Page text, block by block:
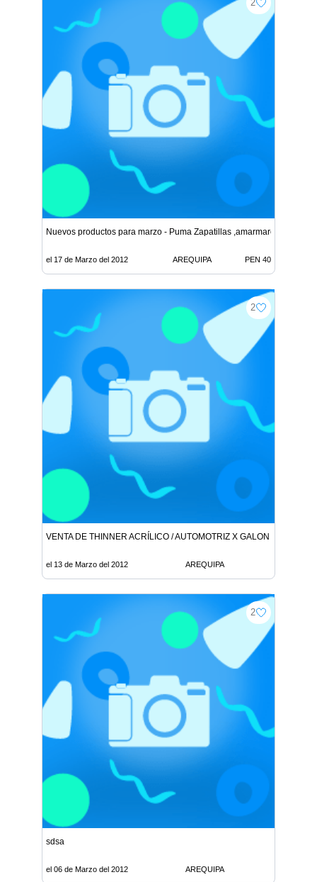
2
Nuevos productos para marzo - Puma Zapatillas ,amarmarca.com
el 17 de Marzo del 2012 AREQUIPA PEN 40
2
VENTA DE THINNER ACRÍLICO / AUTOMOTRIZ X GALON
el 13 de Marzo del 2012 AREQUIPA
2
sdsa
el 06 de Marzo del 2012 AREQUIPA